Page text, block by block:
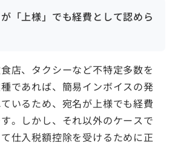
「上様」でも経費として認めら
店、タクシーなど不特定多数を
であれば、簡易インボイスの発
いるため、宛名が上様でも経費
。しかし、それ以外のケースで
仕入税額控除を受けるために正